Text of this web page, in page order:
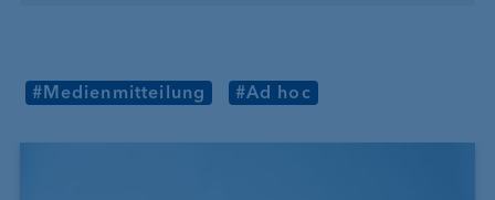
#Medienmitteilung #Ad hoc